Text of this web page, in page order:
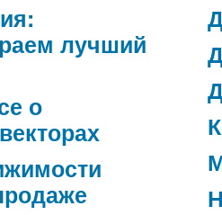
лучший
о